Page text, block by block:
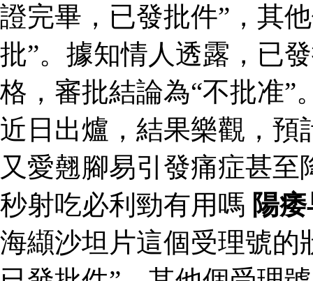
證完畢，已發批件”，其
批”。據知情人透露，已
格，審批結論為“不批准”
近日出爐，結果樂觀，
又愛翹腳易引發痛症甚
秒射吃必利勁有用嗎 陽
海纈沙坦片這個受理號的